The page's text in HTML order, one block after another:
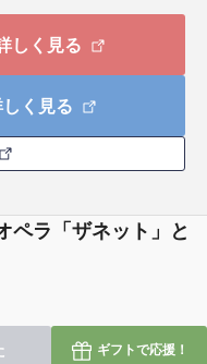
しく見る
く見る
ラ「ザネット」と
ギフトで応援！